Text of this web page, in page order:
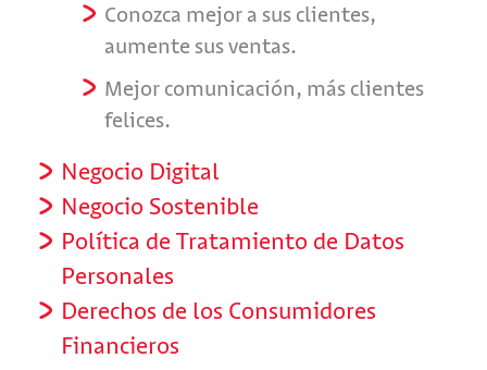
Conozca mejor a sus clientes,
aumente sus ventas.
Mejor comunicación, más clientes
felices.
Negocio Digital
Negocio Sostenible
Política de Tratamiento de Datos
Personales
Derechos de los Consumidores
Financieros